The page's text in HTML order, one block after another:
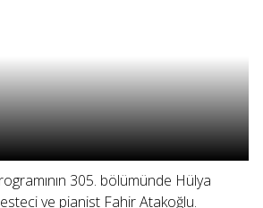
305. bölümünde Hülya
ve pianist Fahir Atakoğlu.